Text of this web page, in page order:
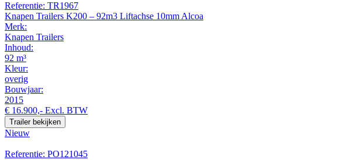
Referentie: TR1967
Knapen Trailers K200 – 92m3 Liftachse 10mm Alcoa
Merk:
Knapen Trailers
Inhoud:
92 m³
Kleur:
overig
Bouwjaar:
2015
€ 16.900,- Excl. BTW
Trailer bekijken
Nieuw
Referentie: PO121045